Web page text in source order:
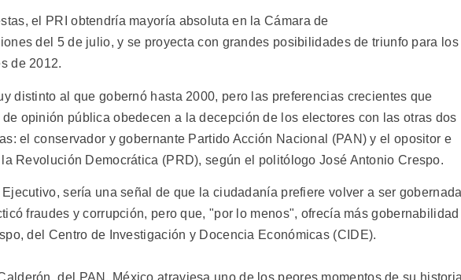
el PRI obtendría mayoría absoluta en la Cámara de
del 5 de julio, y se proyecta con grandes posibilidades de triunfo para los
de 2012.
distinto al que gobernó hasta 2000, pero las preferencias crecientes que
opinión pública obedecen a la decepción de los electores con las otras dos
el conservador y gobernante Partido Acción Nacional (PAN) y el opositor e
Revolución Democrática (PRD), según el politólogo José Antonio Crespo.
sería una señal de que la ciudadanía prefiere volver a ser
fraudes y corrupción, pero que, "por lo menos", ofrecía más gobernabilidad
del Centro de Investigación y Docencia Económicas (CIDE).
del PAN, México atraviesa uno de los peores momentos de su